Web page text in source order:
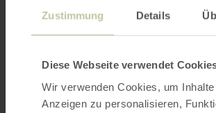
Zustimmung Details
Diese Webseite verwendet
Wir verwenden Cookies, um Inhalte
Anzeigen zu personalisieren,